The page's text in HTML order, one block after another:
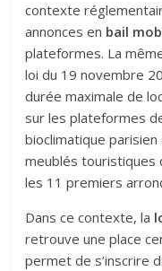
contexte
annonces en bail
plateformes. La
loi du 19 novembre
durée maximale de
sur les plateformes
bioclimatique
meublés touristiques
les 11 premiers
Dans ce contexte, la
retrouve une place
permet de s’inscrire